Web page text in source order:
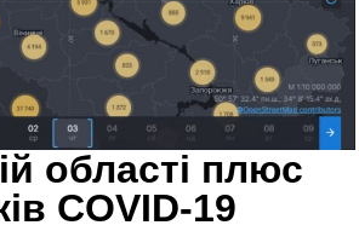
області плюс
COVID-19